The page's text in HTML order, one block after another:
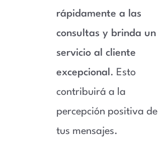
rápidamente a las
consultas y brinda un
servicio al cliente
excepcional . Esto
contribuirá a la
percepción positiva de
tus mensajes.